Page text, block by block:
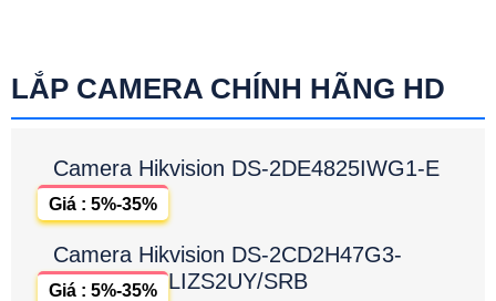
LẮP CAMERA CHÍNH HÃNG HD
Camera Hikvision DS-2DE4825IWG1-E
Giá : 5%-35%
Camera Hikvision DS-2CD2H47G3-
LIZS2UY/SRB
Giá : 5%-35%